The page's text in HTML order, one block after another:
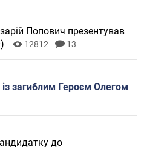
Попович презентував
12812 13
загиблим Героєм Олегом
до